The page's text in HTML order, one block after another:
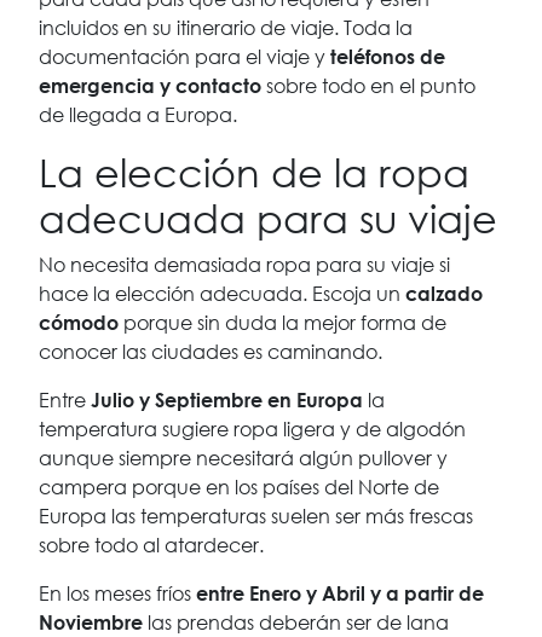
incluidos en su itinerario de viaje. Toda la
documentación para el viaje y teléfonos de
emergencia y contacto sobre todo en el punto
de llegada a Europa.
La elección de la ropa
adecuada para su viaje
No necesita demasiada ropa para su viaje si
hace la elección adecuada. Escoja un calzado
cómodo porque sin duda la mejor forma de
conocer las ciudades es caminando.
Entre Julio y Septiembre en Europa la
temperatura sugiere ropa ligera y de algodón
aunque siempre necesitará algún pullover y
campera porque en los países del Norte de
Europa las temperaturas suelen ser más frescas
sobre todo al atardecer.
En los meses fríos entre Enero y Abril y a partir de
Noviembre las prendas deberán ser de lana